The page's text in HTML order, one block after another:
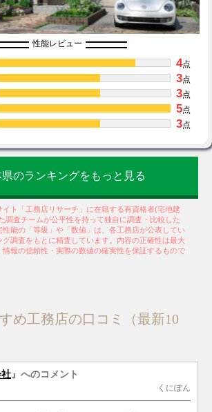
性能レビュー
4点
3点
3点
5点
3点
のランキングをもっと見る
ト「工務店リサーチ」に在籍する有資格者(宅地建
調査チームが公平性を持って独自に調査・比較した
性能の「等級」や「数値」は、各工務店が公表してい
グ調査をもとに精査しています。内容の正確性は最大
情報の信頼性・実際の数値の確実性を保証するもので
め工務店の口コミ（最新10
』へのコメント
くにぽん